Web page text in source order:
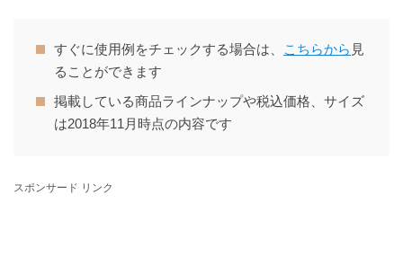
すぐに使用例をチェックする場合は、 こちらから 見
ることができます
掲載している商品ラインナップや税込価格、サイズ
は2018年11月時点の内容です
スポンサード リンク